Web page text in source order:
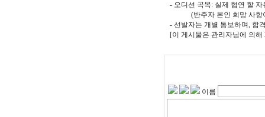
- 오디션 곡목: 실제 협연 할
(반주자 본인 희망 사항이
- 선발자는 개별 통보하며, 합
[이 게시물은 관리자님에 의해
이름